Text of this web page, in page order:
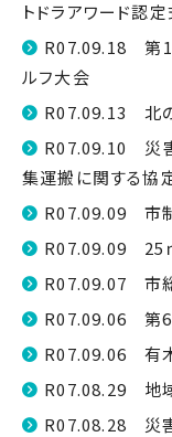
トドラアワード認
R07.09.18 第
ルフ大会
R07.09.13 北
R07.09.10 災
集運搬に関する協
R07.09.09 市
R07.09.09 25
R07.09.07 市
R07.09.06 第
R07.09.06 有
R07.08.29 地
R07.08.28 災